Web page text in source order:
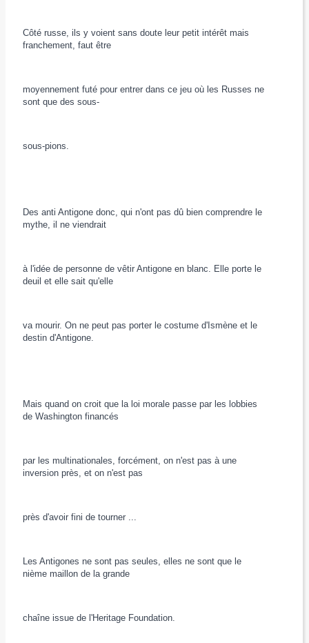
Côté russe, ils y voient sans doute leur petit intérêt mais
franchement, faut être
moyennement futé pour entrer dans ce jeu où les Russes ne
sont que des sous-
sous-pions.
Des anti Antigone donc, qui n'ont pas dû bien comprendre le
mythe, il ne viendrait
à l'idée de personne de vêtir Antigone en blanc. Elle porte le
deuil et elle sait qu'elle
va mourir. On ne peut pas porter le costume d'Ismène et le
destin d'Antigone.
Mais quand on croit que la loi morale passe par les lobbies
de Washington financés
par les multinationales, forcément, on n'est pas à une
inversion près, et on n'est pas
près d'avoir fini de tourner ...
Les Antigones ne sont pas seules, elles ne sont que le
nième maillon de la grande
chaîne issue de l'Heritage Foundation.